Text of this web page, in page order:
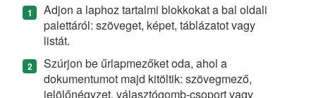
Adjon a laphoz tartalmi blokkokat a bal oldali
palettáról: szöveget, képet, táblázatot vagy
listát.
Szúrjon be űrlapmezőket oda, ahol a
dokumentumot majd kitöltik: szövegmező,
jelölőnégyzet, választógomb-csoport vagy